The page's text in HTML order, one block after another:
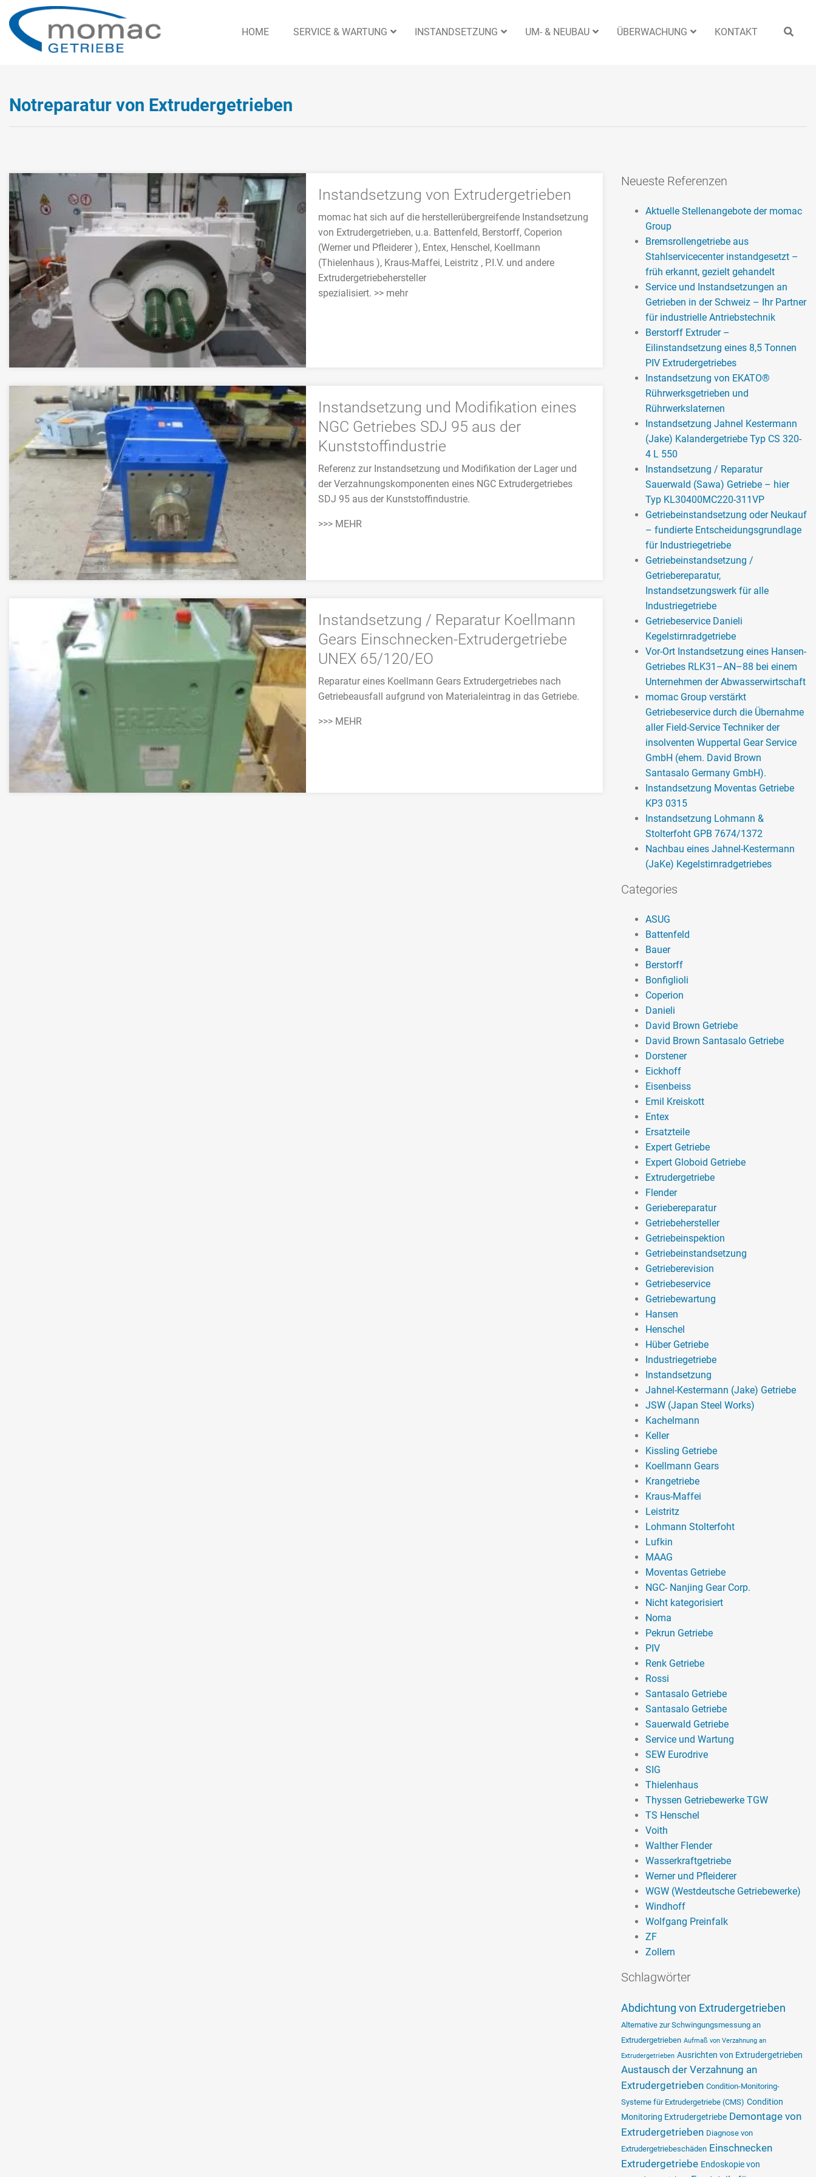
HOME SERVICE & WARTUNG INSTANDSETZUNG UM- & NEUBAU ÜBERWACHUNG KONTAKT
Notreparatur von Extrudergetrieben
Instandsetzung von Extrudergetrieben
momac hat sich auf die herstellerübergreifende Instandsetzung
von Extrudergetrieben, u.a. Battenfeld, Berstorff, Coperion
(Werner und Pfleiderer ), Entex, Henschel, Koellmann
(Thielenhaus ), Kraus-Maffei, Leistritz , P.I.V. und andere
Extrudergetriebehersteller
spezialisiert. >> mehr
Instandsetzung und Modifikation eines
NGC Getriebes SDJ 95 aus der
Kunststoffindustrie
Referenz zur Instandsetzung und Modifikation der Lager und
der Verzahnungskomponenten eines NGC Extrudergetriebes
SDJ 95 aus der Kunststoffindustrie.
>>> MEHR
Instandsetzung / Reparatur Koellmann
Gears Einschnecken-Extrudergetriebe
UNEX 65/120/EO
Reparatur eines Koellmann Gears Extrudergetriebes nach
Getriebeausfall aufgrund von Materialeintrag in das Getriebe.
>>> MEHR
Neueste Referenzen
Aktuelle Stellenangebote der momac
Group
Bremsrollengetriebe aus
Stahlservicecenter instandgesetzt –
früh erkannt, gezielt gehandelt
Service und Instandsetzungen an
Getrieben in der Schweiz – Ihr Partner
für industrielle Antriebstechnik
Berstorff Extruder –
Eilinstandsetzung eines 8,5 Tonnen
PIV Extrudergetriebes
Instandsetzung von EKATO®
Rührwerksgetrieben und
Rührwerkslaternen
Instandsetzung Jahnel Kestermann
(Jake) Kalandergetriebe Typ CS 320-
4 L 550
Instandsetzung / Reparatur
Sauerwald (Sawa) Getriebe – hier
Typ KL30400MC220-311VP
Getriebeinstandsetzung oder Neukauf
– fundierte Entscheidungsgrundlage
für Industriegetriebe
Getriebeinstandsetzung /
Getriebereparatur,
Instandsetzungswerk für alle
Industriegetriebe
Getriebeservice Danieli
Kegelstirnradgetriebe
Vor-Ort Instandsetzung eines Hansen-
Getriebes RLK31–AN–88 bei einem
Unternehmen der Abwasserwirtschaft
momac Group verstärkt
Getriebeservice durch die Übernahme
aller Field-Service Techniker der
insolventen Wuppertal Gear Service
GmbH (ehem. David Brown
Santasalo Germany GmbH).
Instandsetzung Moventas Getriebe
KP3 0315
Instandsetzung Lohmann &
Stolterfoht GPB 7674/1372
Nachbau eines Jahnel-Kestermann
(JaKe) Kegelstirnradgetriebes
Categories
ASUG
Battenfeld
Bauer
Berstorff
Bonfiglioli
Coperion
Danieli
David Brown Getriebe
David Brown Santasalo Getriebe
Dorstener
Eickhoff
Eisenbeiss
Emil Kreiskott
Entex
Ersatzteile
Expert Getriebe
Expert Globoid Getriebe
Extrudergetriebe
Flender
Geriebereparatur
Getriebehersteller
Getriebeinspektion
Getriebeinstandsetzung
Getrieberevision
Getriebeservice
Getriebewartung
Hansen
Henschel
Hüber Getriebe
Industriegetriebe
Instandsetzung
Jahnel-Kestermann (Jake) Getriebe
JSW (Japan Steel Works)
Kachelmann
Keller
Kissling Getriebe
Koellmann Gears
Krangetriebe
Kraus-Maffei
Leistritz
Lohmann Stolterfoht
Lufkin
MAAG
Moventas Getriebe
NGC- Nanjing Gear Corp.
Nicht kategorisiert
Noma
Pekrun Getriebe
PIV
Renk Getriebe
Rossi
Santasalo Getriebe
Santasalo Getriebe
Sauerwald Getriebe
Service und Wartung
SEW Eurodrive
SIG
Thielenhaus
Thyssen Getriebewerke TGW
TS Henschel
Voith
Walther Flender
Wasserkraftgetriebe
Werner und Pfleiderer
WGW (Westdeutsche Getriebewerke)
Windhoff
Wolfgang Preinfalk
ZF
Zollern
Schlagwörter
Abdichtung von Extrudergetrieben
Alternative zur Schwingungsmessung an
Extrudergetrieben Aufmaß von Verzahnung an
Extrudergetrieben Ausrichten von Extrudergetrieben
Austausch der Verzahnung an
Extrudergetrieben Condition-Monitoring-
Systeme für Extrudergetriebe (CMS) Condition
Monitoring Extrudergetriebe Demontage von
Extrudergetrieben Diagnose von
Extrudergetriebeschäden Einschnecken
Extrudergetriebe Endoskopie von